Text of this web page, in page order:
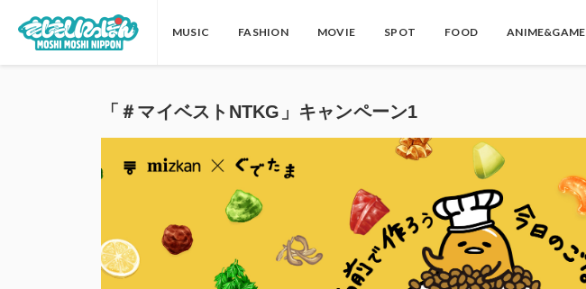
MUSIC FASHION MOVIE SPOT FOOD ANIME&GAME
「＃マイベストNTKG」キャンペーン1